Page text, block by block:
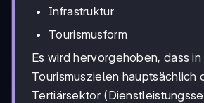
Infrastruktur
Tourismusform
Es wird hervorgehoben, dass
Tourismuszielen hauptsächlich
Tertiärsektor